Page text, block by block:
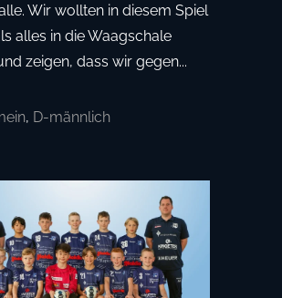
Wir wollten in diesem Spiel
alles in die Waagschale
zeigen, dass wir gegen...
, D-männlich